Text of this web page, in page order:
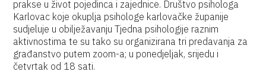
prakse u život pojedinca i zajednice. Društvo psihologa
Karlovac koje okuplja psihologe karlovačke županije
sudjeluje u obilježavanju Tjedna psihologije raznim
aktivnostima te su tako su organizirana tri predavanja za
građanstvo putem zoom-a; u ponedjeljak, srijedu i
četvrtak od 18 sati.